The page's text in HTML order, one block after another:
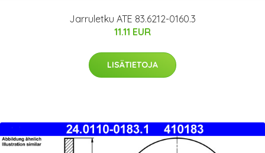
Jarruletku ATE 83.6212-0160.3
11.11 EUR
LISÄTIETOJA